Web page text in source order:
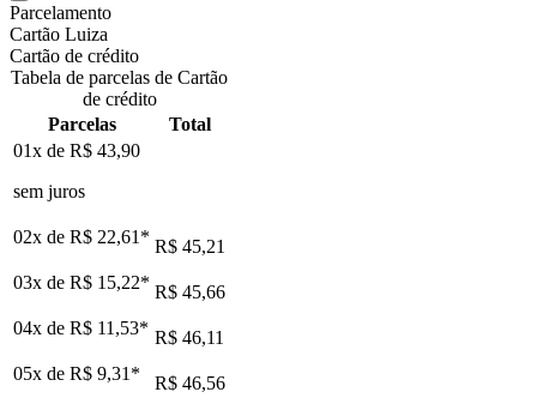
Parcelamento
Cartão Luiza
Cartão de crédito
Tabela de parcelas de Cartão
de crédito
Parcelas
Total
01x de R$ 43,90
sem juros
02x de R$ 22,61 * R$ 45,21
03x de R$ 15,22* R$ 45,66
04x de R$ 11,53* R$ 46,11
05x de R$ 9,31 *
R$ 46,56